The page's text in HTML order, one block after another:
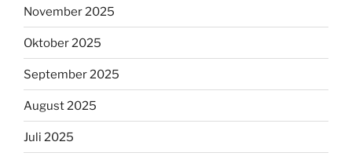
November 2025
Oktober 2025
September 2025
August 2025
Juli 2025